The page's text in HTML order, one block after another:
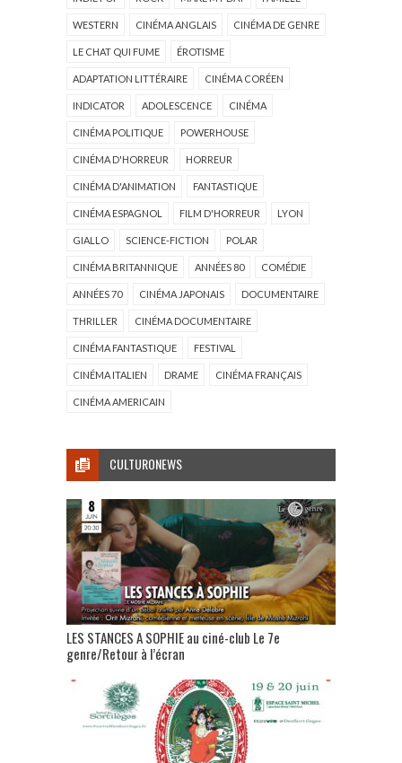
WESTERN CINÉMA ANGLAIS CINÉMA DE GENRE
LE CHAT QUI FUME ÉROTISME
ADAPTATION LITTÉRAIRE CINÉMA CORÉEN
INDICATOR ADOLESCENCE CINÉMA
CINÉMA POLITIQUE POWERHOUSE
CINÉMA D'HORREUR HORREUR
CINÉMA D'ANIMATION FANTASTIQUE
CINÉMA ESPAGNOL FILM D'HORREUR LYON
GIALLO SCIENCE-FICTION POLAR
CINÉMA BRITANNIQUE ANNÉES 80 COMÉDIE
ANNÉES 70 CINÉMA JAPONAIS DOCUMENTAIRE
THRILLER CINÉMA DOCUMENTAIRE
CINÉMA FANTASTIQUE FESTIVAL
CINÉMA ITALIEN DRAME CINÉMA FRANÇAIS
CINÉMA AMERICAIN
CULTURONEWS
LES STANCES A SOPHIE au ciné-club Le 7e
genre/Retour à l’écran